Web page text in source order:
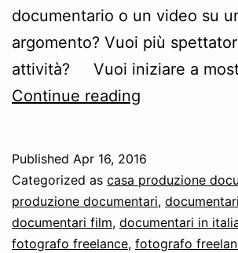
documentario o un video su
argomento? Vuoi più
attività? Vuoi iniziare a
Continue reading
e
video
Padova
Published Apr 16, 2016
Categorized as casa produzione
produzione documentari,
documentari film, documentari in
fotografo freelance, fotografo